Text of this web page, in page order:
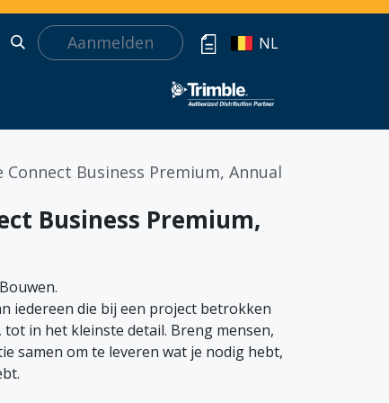
Aanmelden NL
Business Premium, Annual
Business Premium,
iedereen die bij een project betrokken
in het kleinste detail. Breng mensen,
samen om te leveren wat je nodig hebt,